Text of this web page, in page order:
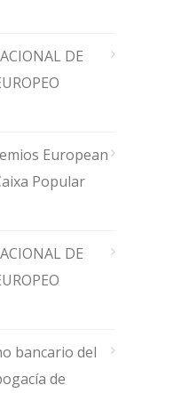
DE
European
Popular
DE
bancario del
de